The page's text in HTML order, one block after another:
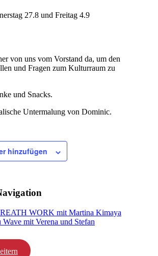
27.8 und Freitag 4.9
von uns vom Vorstand da, um den
und Fragen zum Kulturraum zu
und Snacks.
Untermalung von Dominic.
hinzufügen
WORK mit Martina Kimaya
mit Verena und Stefan